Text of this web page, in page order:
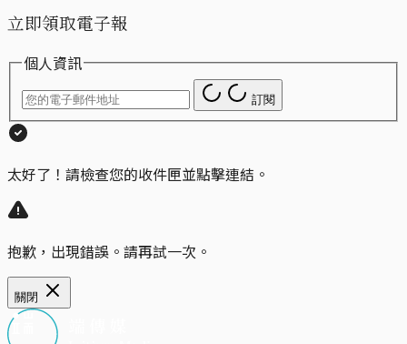
立即領取電子報
個人資訊
訂閱
太好了！請檢查您的收件匣並點擊連結。
抱歉，出現錯誤。請再試一次。
關閉